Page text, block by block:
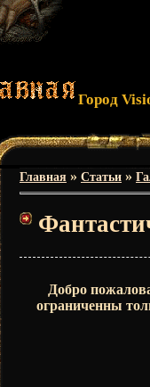
Город
Главная » Статьи »
Добро
ограниченны